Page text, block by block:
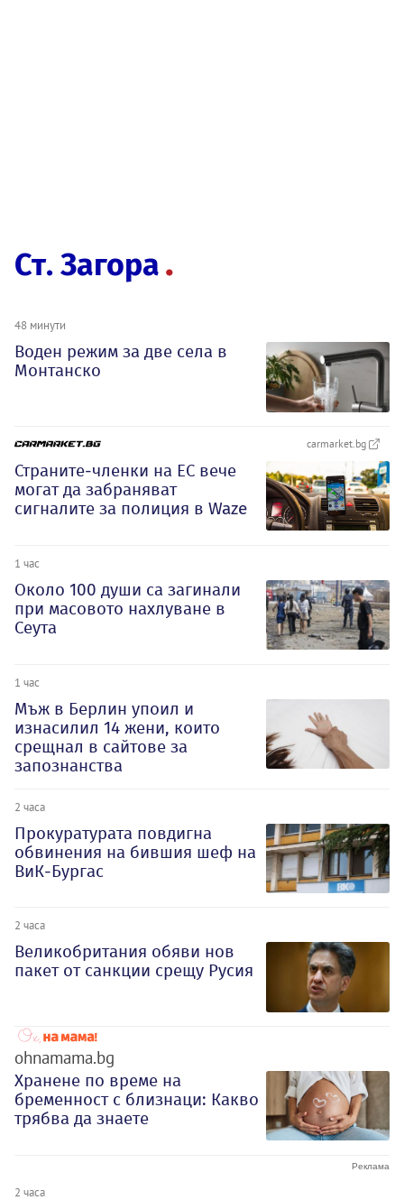
Ст. Загора
48 минути
Воден режим за две села в
Монтанско
carmarket.bg
Страните-членки на ЕС вече
могат да забраняват
сигналите за полиция в Waze
1 час
Около 100 души са загинали
при масовото нахлуване в
Сеута
1 час
Мъж в Берлин упоил и
изнасилил 14 жени, които
срещнал в сайтове за
запознанства
2 часа
Прокуратурата повдигна
обвинения на бившия шеф на
ВиК-Бургас
2 часа
Великобритания обяви нов
пакет от санкции срещу Русия
ohnamama.bg
Хранене по време на
бременност с близнаци: Какво
трябва да знаете
2 часа